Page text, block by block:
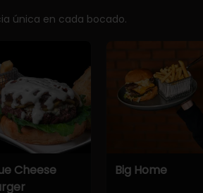
única en cada bocado.
Cheese
Big Home